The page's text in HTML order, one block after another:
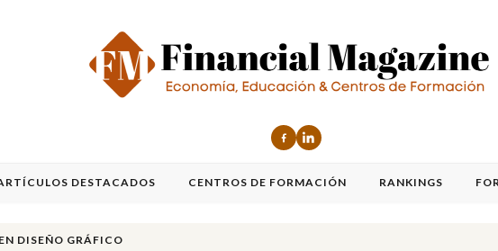
DESTACADOS CENTROS DE FORMACIÓN RANKINGS
DISEÑO GRÁFICO